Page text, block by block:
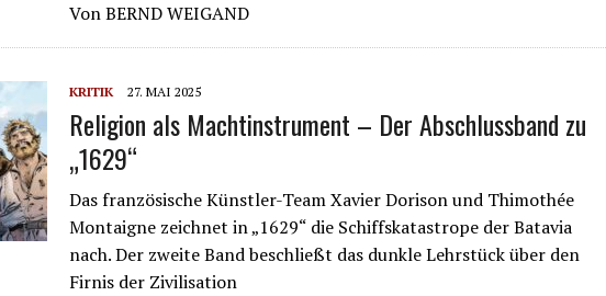
Von BERND WEIGAND
KRITIK 27. MAI 2025
Religion als Machtinstrument – Der Abschlussband zu
„1629“
Das französische Künstler-Team Xavier Dorison und Thimothée
Montaigne zeichnet in „1629“ die Schiffskatastrope der Batavia
nach. Der zweite Band beschließt das dunkle Lehrstück über den
Firnis der Zivilisation